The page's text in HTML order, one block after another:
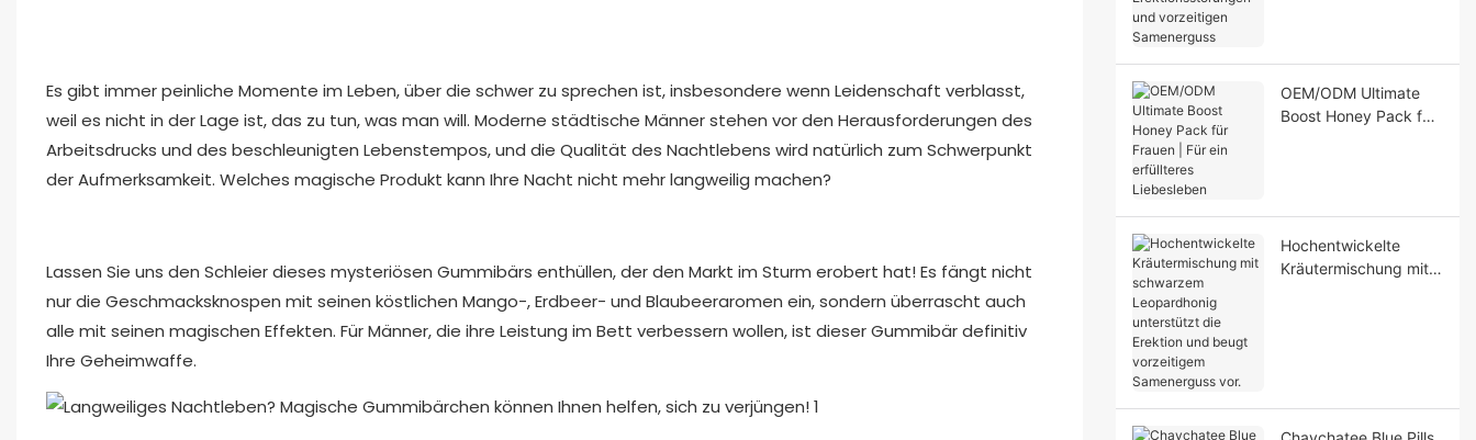
Es gibt immer peinliche Momente im Leben, über die schwer zu sprechen ist, insbesondere wenn Leidenschaft verblasst,
weil es nicht in der Lage ist, das zu tun, was man will. Moderne städtische Männer stehen vor den Herausforderungen des
Arbeitsdrucks und des beschleunigten Lebenstempos, und die Qualität des Nachtlebens wird natürlich zum Schwerpunkt
der Aufmerksamkeit. Welches magische Produkt kann Ihre Nacht nicht mehr langweilig machen?
Lassen Sie uns den Schleier dieses mysteriösen Gummibärs enthüllen, der den Markt im Sturm erobert hat! Es fängt nicht
nur die Geschmacksknospen mit seinen köstlichen Mango-, Erdbeer- und Blaubeeraromen ein, sondern überrascht auch
alle mit seinen magischen Effekten. Für Männer, die ihre Leistung im Bett verbessern wollen, ist dieser Gummibär definitiv
Ihre Geheimwaffe.
OEM/ODM Ultimate
Boost Honey Pack für
Hochentwickelte
Kräutermischung mit
Samenerguss vor.